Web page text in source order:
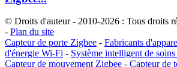
© Droits d'auteur - 2010-2026 : Tous droits
- Plan du site
Capteur de porte Zigbee - Fabricants
d'énergie Wi-Fi - Système intelligent de
Capteur de mouvement Zigbee - Capteur de